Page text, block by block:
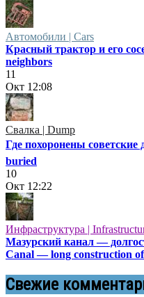
Автомобили | Cars
Красный трактор и его
neighbors
11
Окт 12:08
Свалка | Dump
Где похоронены советские
buried
10
Окт 12:22
Инфраструктура |
Мазурский канал —
Canal — long construction
Свежие